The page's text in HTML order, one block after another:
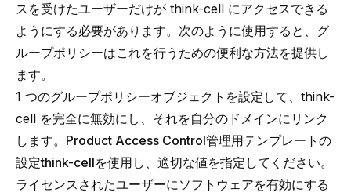
スを受けたユーザーだけが think-cell にアクセスできる
ようにする必要があります。次のように使用すると、グ
ループポリシーはこれを行うための便利な方法を提供し
ます。
1 つのグループポリシーオブジェクトを設定して、think-
cell を完全に無効にし、それを自分のドメインにリンク
します。 Product Access Control管理用テンプレートの
設定think-cellを使用し、適切な値を指定してください。
ライセンスされたユーザーにソフトウェアを有効にする